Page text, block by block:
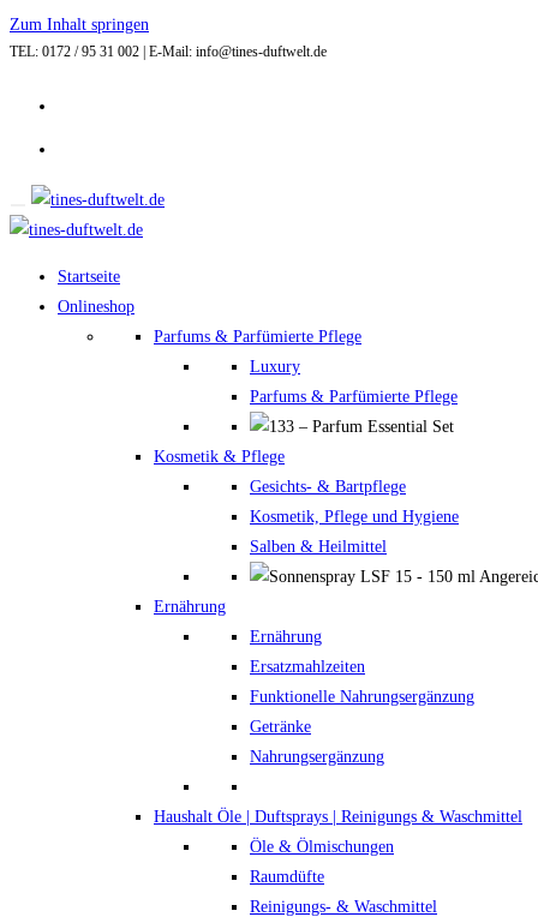
Zum Inhalt springen
TEL: 0172 / 95 31 002 | E-Mail: info@tines-duftwelt.de
Startseite
Onlineshop
Parfums & Parfümierte Pflege
Luxury
Parfums & Parfümierte Pflege
Kosmetik & Pflege
Gesichts- & Bartpflege
Kosmetik, Pflege und Hygiene
Salben & Heilmittel
Ernährung
Ernährung
Ersatzmahlzeiten
Funktionelle Nahrungsergänzung
Getränke
Nahrungsergänzung
Haushalt Öle | Duftsprays | Reinigungs & Waschmittel
Öle & Ölmischungen
Raumdüfte
Reinigungs- & Waschmittel